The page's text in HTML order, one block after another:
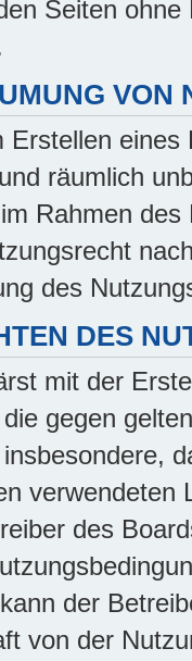
Seiten
VON
Erstellen
räumlich
Rahmen
des
DES
mit der
gegen
verwendeten
des
der
von der